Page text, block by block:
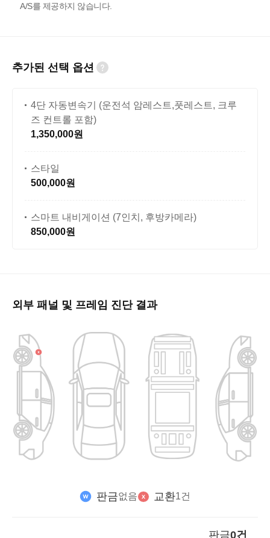
A/S를 제공하지 않습니다.
추가된 선택 옵션
4단 자동변속기 (운전석 암레스트,풋레스트, 크루
즈 컨트롤 포함)
1,350,000원
스타일
500,000원
스마트 내비게이션 (7인치, 후방카메라)
850,000원
외부 패널 및 프레임 진단 결과
판금없음 교환1건
판금0건